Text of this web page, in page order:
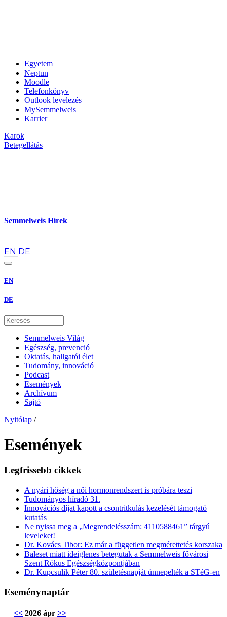
Egyetem
Neptun
Moodle
Telefonkönyv
Outlook levelezés
MySemmelweis
Karrier
Karok
Betegellátás
Semmelweis Hírek
EN DE
EN
DE
Semmelweis Világ
Egészség, prevenció
Oktatás, hallgatói élet
Tudomány, innováció
Podcast
Események
Archívum
Sajtó
Nyitólap /
Események
Legfrissebb cikkek
A nyári hőség a női hormonrendszert is próbára teszi
Tudományos híradó 31.
Innovációs díjat kapott a csontritkulás kezelését támogató
kutatás
Ne nyissa meg a „Megrendelésszám: 4110588461” tárgyú
leveleket!
Dr. Kovács Tibor: Ez már a független megmérettetés korszaka
Baleset miatt ideiglenes betegutak a Semmelweis fővárosi
Szent Rókus Egészségközpontjában
Dr. Kupcsulik Péter 80. születésnapját ünnepelték a STéG-en
Eseménynaptár
<< 2026 ápr >>